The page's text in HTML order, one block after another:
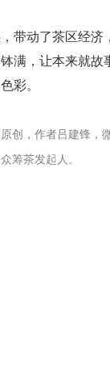
带动了茶区经济
满，让本来就故
彩。
创，作者吕建锋，
筹茶发起人。